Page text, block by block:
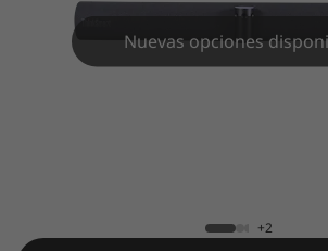
Nuevas opciones
+2